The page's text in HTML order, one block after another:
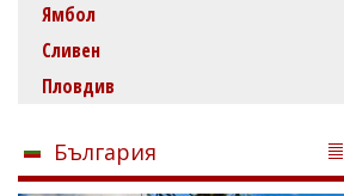
Ямбол
Сливен
Пловдив
България